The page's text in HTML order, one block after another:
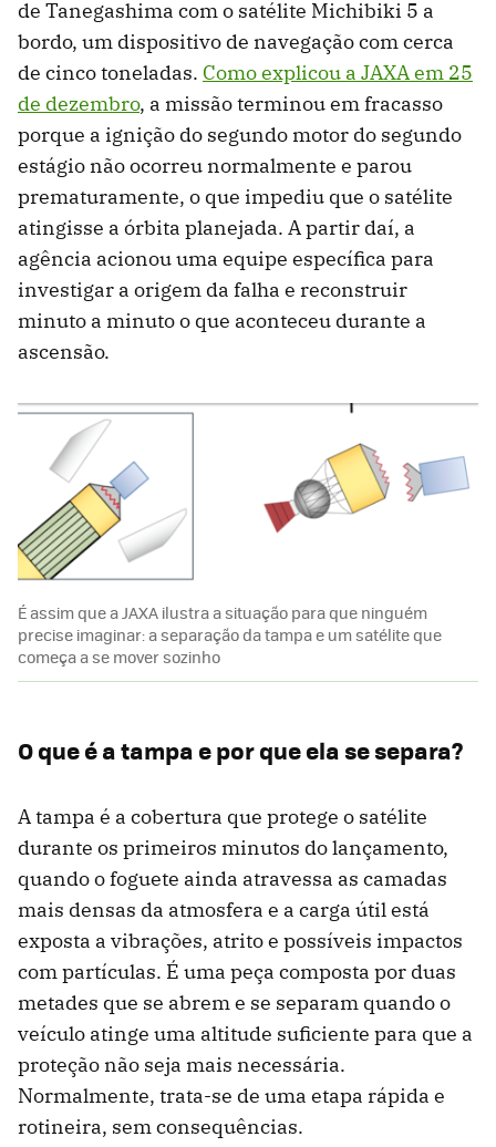
de Tanegashima com o satélite Michibiki 5 a
bordo, um dispositivo de navegação com cerca
de cinco toneladas. Como explicou a JAXA em 25
de dezembro, a missão terminou em fracasso
porque a ignição do segundo motor do segundo
estágio não ocorreu normalmente e parou
prematuramente, o que impediu que o satélite
atingisse a órbita planejada. A partir daí, a
agência acionou uma equipe específica para
investigar a origem da falha e reconstruir
minuto a minuto o que aconteceu durante a
ascensão.
É assim que a JAXA ilustra a situação para que ninguém
precise imaginar: a separação da tampa e um satélite que
começa a se mover sozinho
O que é a tampa e por que ela se separa?
A tampa é a cobertura que protege o satélite
durante os primeiros minutos do lançamento,
quando o foguete ainda atravessa as camadas
mais densas da atmosfera e a carga útil está
exposta a vibrações, atrito e possíveis impactos
com partículas. É uma peça composta por duas
metades que se abrem e se separam quando o
veículo atinge uma altitude suficiente para que a
proteção não seja mais necessária.
Normalmente, trata-se de uma etapa rápida e
rotineira, sem consequências.